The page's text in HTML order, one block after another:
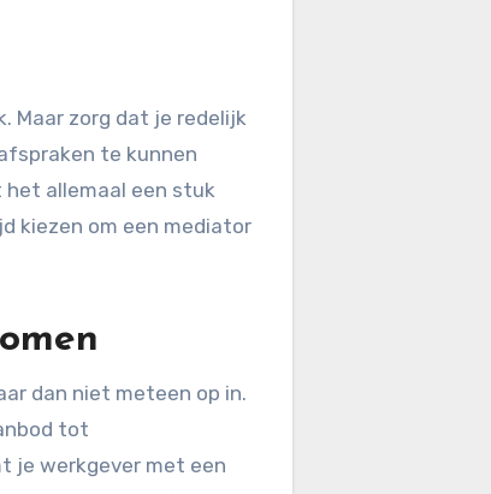
Maar zorg dat je redelijk
te kunnen
het allemaal een stuk
kiezen om een mediator
dan niet meteen op in.
tot
je werkgever met een